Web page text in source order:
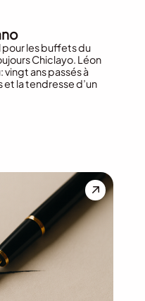
pour les buffets du
Chiclayo. Léon
vingt ans passés à
la tendresse d’un